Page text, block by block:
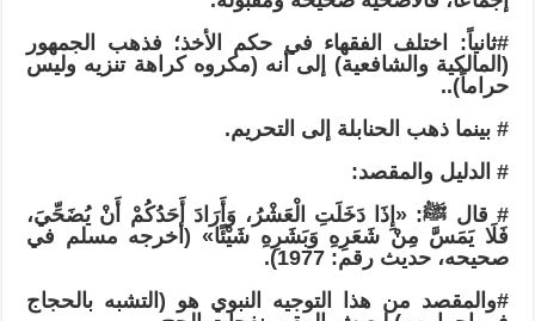
#ثانياً: اختلف الفقهاء في حكم الأخذ؛ فذهب الجمهور
(المالكية والشافعية) إلى أنه (مكروه كراهة تنزيه وليس
حراماً)..
# بينما ذهب الحنابلة إلى التحريم.
# الدليل والمقصد:
# قال ﷺ: «إِذَا دَخَلَتِ الْعَشْرُ، وَأَرَادَ أَحَدُكُمْ أَنْ يُضَحِّيَ،
فَلَا يَمَسَّ مِنْ شَعَرِهِ وَبَشَرِهِ شَيْئًا» (أخرجه مسلم في
صحيحه، حديث رقم: 1977).
#والمقصد من هذا التوجيه النبوي هو (التشبه بالحجاج